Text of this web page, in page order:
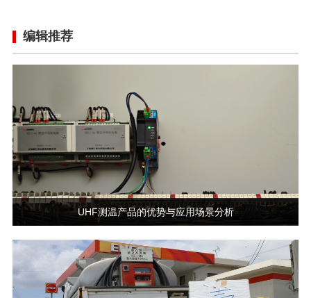
编辑推荐
UHF测温产品的优势与应用场景分析